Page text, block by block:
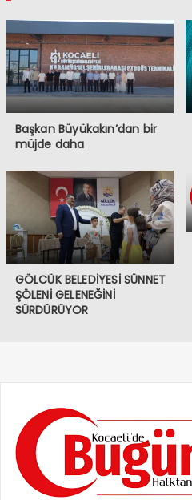
Başkan Büyükakın’dan bir
müjde daha
GÖLCÜK BELEDİYESİ SÜNNET
ŞÖLENİ GELENEĞİNİ
SÜRDÜRÜYOR